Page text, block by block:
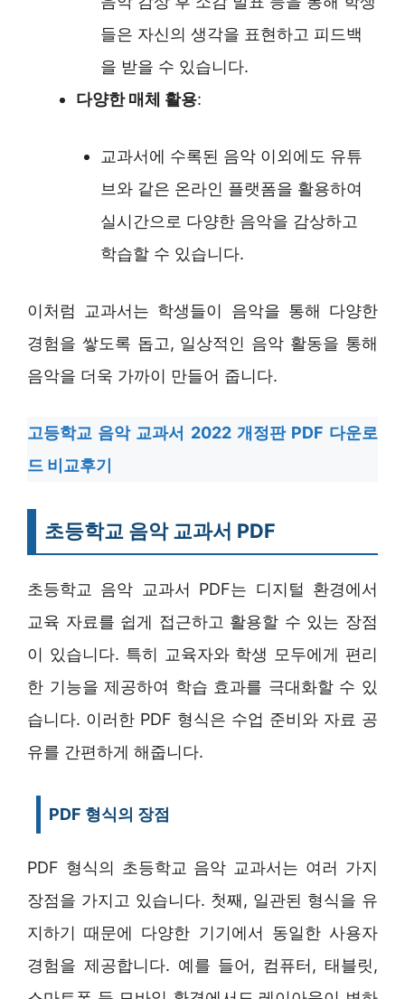
들은 자신의 생각을 표현하고 피드백
을 받을 수 있습니다.
다양한 매체 활용:
교과서에 수록된 음악 이외에도 유튜
브와 같은 온라인 플랫폼을 활용하여
실시간으로 다양한 음악을 감상하고
학습할 수 있습니다.
이처럼 교과서는 학생들이 음악을 통해 다양한
경험을 쌓도록 돕고, 일상적인 음악 활동을 통해
음악을 더욱 가까이 만들어 줍니다.
고등학교 음악 교과서 2022 개정판 PDF 다운로
드 비교후기
초등학교 음악 교과서 PDF
초등학교 음악 교과서 PDF는 디지털 환경에서
교육 자료를 쉽게 접근하고 활용할 수 있는 장점
이 있습니다. 특히 교육자와 학생 모두에게 편리
한 기능을 제공하여 학습 효과를 극대화할 수 있
습니다. 이러한 PDF 형식은 수업 준비와 자료 공
유를 간편하게 해줍니다.
PDF 형식의 장점
PDF 형식의 초등학교 음악 교과서는 여러 가지
장점을 가지고 있습니다. 첫째, 일관된 형식을 유
지하기 때문에 다양한 기기에서 동일한 사용자
경험을 제공합니다. 예를 들어, 컴퓨터, 태블릿,